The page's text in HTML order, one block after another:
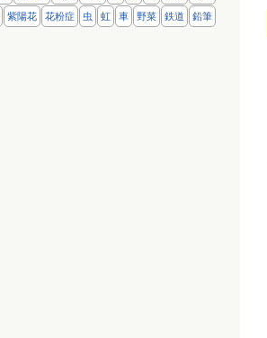
紫陽花 花粉症 虫 虹 車 野菜 鉄道 鉛筆